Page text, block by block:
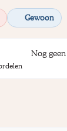
Gewoon
Nog